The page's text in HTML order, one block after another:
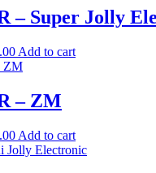
– Super Jolly
Add to cart
– ZM
Add to cart